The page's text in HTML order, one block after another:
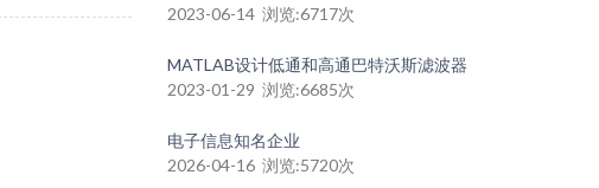
2023-06-14 浏览:6717次
MATLAB设计低通和高通巴特沃斯滤波器
2023-01-29 浏览:6685次
电子信息知名企业
2026-04-16 浏览:5720次